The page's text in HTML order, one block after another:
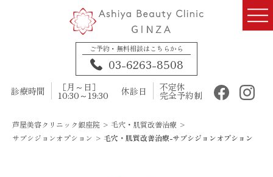
ご予約・無料相談はこちらから
03-6263-8508
診療時間 ［月～日］
10:30～19:30 休診日 不定休
完全予約制
芦屋美容クリニック銀座院 > 毛穴・肌質改善治療 >
サブシジョンオプション > 毛穴・肌質改善治療-サブシジョンオプション